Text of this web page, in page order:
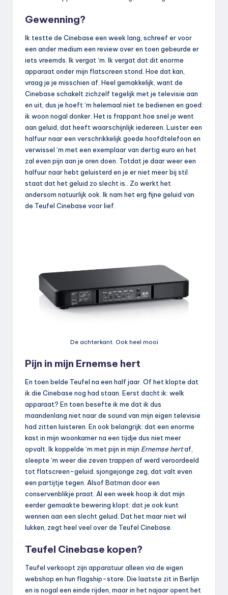
Gewenning?
Ik testte de Cinebase een week lang, schreef er voor
een ander medium een review over en toen gebeurde er
iets vreemds. Ik vergat ‘m. Ik vergat dat dit enorme
apparaat onder mijn flatscreen stond. Hoe dat kan,
vraag je je misschien af. Heel gemakkelijk, want de
Cinebase schakelt zichzelf tegelijk met je televisie aan
en uit, dus je hoeft ‘m helemaal niet te bedienen en goed:
ik woon nogal donker. Het is frappant hoe snel je went
aan geluid, dat heeft waarschijnlijk iedereen. Luister een
halfuur naar een verschrikkelijk goede hoofdtelefoon en
verwissel ‘m met een exemplaar van dertig euro en het
zal even pijn aan je oren doen. Totdat je daar weer een
halfuur naar hebt geluisterd en je er niet meer bij stil
staat dat het geluid zo slecht is.. Zo werkt het
andersom natuurlijk ook. Ik nam het erg fijne geluid van
de Teufel Cinebase voor lief.
De achterkant. Ook heel mooi
Pijn in mijn Ernemse hert
En toen belde Teufel na een half jaar. Of het klopte dat
ik die Cinebase nog had staan. Eerst dacht ik: welk
apparaat? En toen besefte ik me dat ik dus
maandenlang niet naar de sound van mijn eigen televisie
had zitten luisteren. En ook belangrijk: dat een enorme
kast in mijn woonkamer na een tijdje dus niet meer
opvalt. Ik koppelde ‘m met pijn in mijn Ernemse hertaf,
sleepte ‘m weer die zeven trappen af werd veroordeeld
tot flatscreen-geluid: sjongejonge zeg, dat valt even
een partijtje tegen. Alsof Batman door een
conservenblikje praat. Al een week hoop ik dat mijn
eerder gemaakte bewering klopt: dat je ook kunt
wennen aan een slecht geluid. Dat het maar niet wil
lukken, zegt heel veel over de Teufel Cinebase.
Teufel Cinebase kopen?
Teufel verkoopt zijn apparatuur alleen via de eigen
webshop en hun flagship-store. Die laatste zit in Berlijn
en is nogal een einde rijden, maar in het najaar opent het